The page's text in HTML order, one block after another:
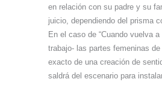
en relación con su padre y su
juicio, dependiendo del prisma
En el caso de “Cuando vuelva
trabajo- las partes femeninas
exacto de una creación de
saldrá del escenario para